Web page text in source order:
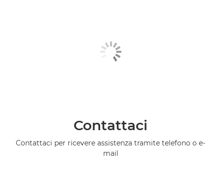
Contattaci
Contattaci per ricevere assistenza tramite telefono o e-
mail